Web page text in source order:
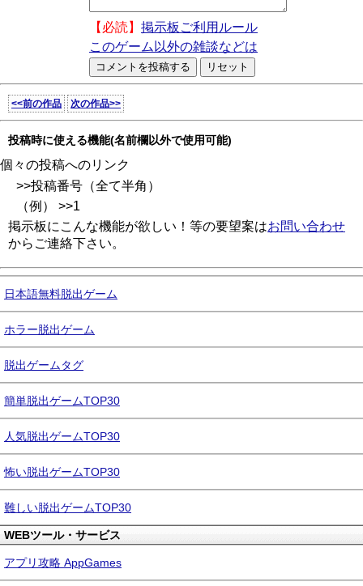
【必読】 掲示板ご利用ルール
このゲーム以外の雑談などは
<<前の作品 次の作品>>
投稿時に使える機能(名前欄以外で使用可能)
個々の投稿へのリンク
>>投稿番号（全て半角）
（例） >>1
掲示板にこんな機能が欲しい！等の要望案はお問い合わせ
からご連絡下さい。
日本語無料脱出ゲーム
ホラー脱出ゲーム
脱出ゲームタグ
簡単脱出ゲームTOP30
人気脱出ゲームTOP30
怖い脱出ゲームTOP30
難しい脱出ゲームTOP30
WEBツール・サービス
アプリ攻略 AppGames